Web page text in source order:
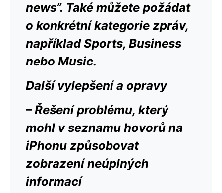
news”. Také můžete požádat
o konkrétní kategorie zpráv,
například Sports, Business
nebo Music.
Další vylepšení a opravy
– Řešení problému, který
mohl v seznamu hovorů na
iPhonu způsobovat
zobrazení neúplných
informací